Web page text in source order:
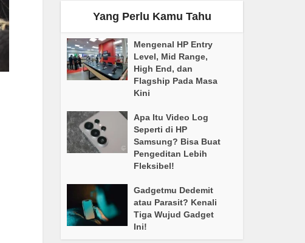
Yang Perlu Kamu Tahu
Mengenal HP Entry
Level, Mid Range,
High End, dan
Flagship Pada Masa
Kini
Apa Itu Video Log
Seperti di HP
Samsung? Bisa Buat
Pengeditan Lebih
Fleksibel!
Gadgetmu Dedemit
atau Parasit? Kenali
Tiga Wujud Gadget
Ini!